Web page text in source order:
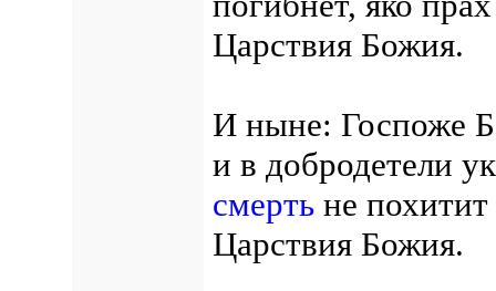
Царствия Божия.
И ныне: Госпоже
и в добродетели
смерть не
Царствия Божия.